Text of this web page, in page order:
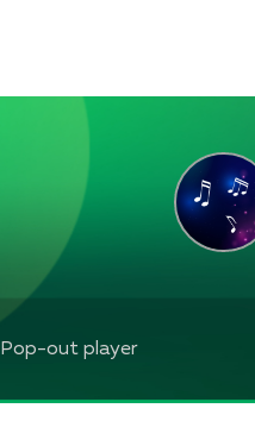
Pop-out player